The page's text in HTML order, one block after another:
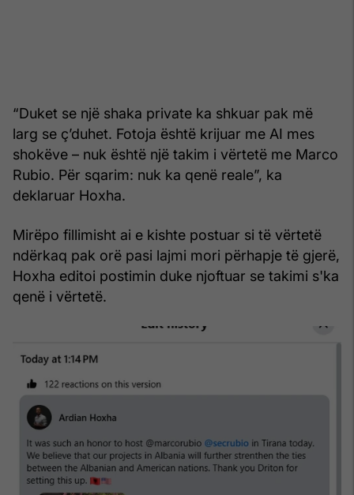
“Duket se një shaka private ka shkuar pak më
larg se ç’duhet. Fotoja është krijuar me AI mes
shokëve – nuk është një takim i vërtetë me Marco
Rubio. Për sqarim: nuk ka qenë reale”, ka
deklaruar Hoxha.
Mirëpo fillimisht ai e kishte postuar si të vërtetë
ndërkaq pak orë pasi lajmi mori përhapje të gjerë,
Hoxha editoi postimin duke njoftuar se takimi s'ka
qenë i vërtetë.